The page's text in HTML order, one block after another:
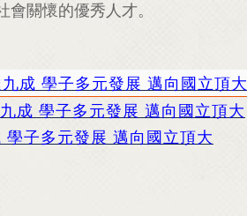
關懷的優秀人才。
成 學子多元發展 邁向國立頂大
成 學子多元發展 邁向國立頂大
子多元發展 邁向國立頂大